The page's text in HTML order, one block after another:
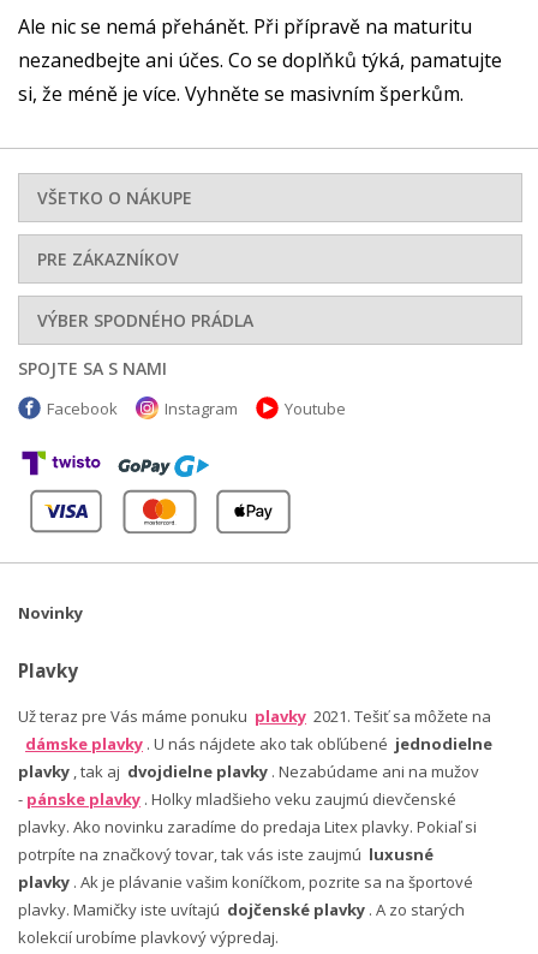
Ale nic se nemá přehánět. Při přípravě na maturitu
nezanedbejte ani účes. Co se doplňků týká, pamatujte
si, že méně je více. Vyhněte se masivním šperkům.
VŠETKO O NÁKUPE
PRE ZÁKAZNÍKOV
VÝBER SPODNÉHO PRÁDLA
SPOJTE SA S NAMI
Facebook Instagram Youtube
Novinky
Plavky
Už teraz pre Vás máme ponuku plavky 2021. Tešiť sa môžete na
dámske plavky . U nás nájdete ako tak obľúbené jednodielne
plavky , tak aj dvojdielne plavky . Nezabúdame ani na mužov
- pánske plavky . Holky mladšieho veku zaujmú dievčenské
plavky. Ako novinku zaradíme do predaja Litex plavky. Pokiaľ si
potrpíte na značkový tovar, tak vás iste zaujmú luxusné
plavky . Ak je plávanie vašim koníčkom, pozrite sa na športové
plavky. Mamičky iste uvítajú dojčenské plavky . A zo starých
kolekcií urobíme plavkový výpredaj.